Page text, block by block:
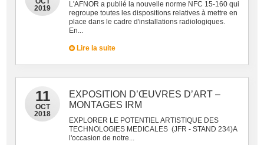
2019
L'AFNOR a publié la nouvelle norme NFC 15-160 qui
regroupe toutes les dispositions relatives à mettre en
place dans le cadre d'installations radiologiques.
En...
Lire la suite
11
OCT
2018
EXPOSITION D’ŒUVRES D’ART –
MONTAGES IRM
EXPLORER LE POTENTIEL ARTISTIQUE DES
TECHNOLOGIES MEDICALES (JFR - STAND 234)A
l'occasion de notre...